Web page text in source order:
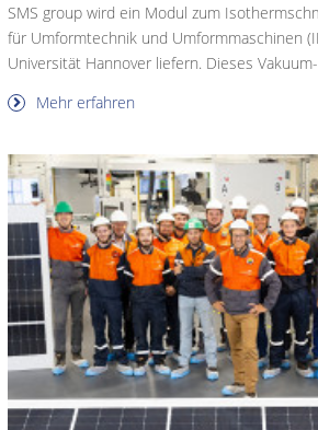
SMS group wird ein Modul zum
für Umformtechnik und Umformmaschinen
Universität Hannover liefern. Dieses
Mehr erfahren